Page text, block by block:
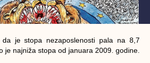
da je stopa nezaposlenosti pala na 8,7
je najniža stopa od januara 2009. godine.